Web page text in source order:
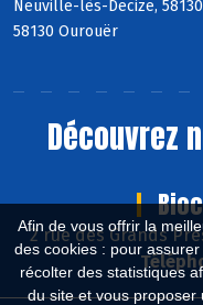
Afin de vous offrir la
des cookies : pour
récolter des statistiques
du site et vous proposer
Neuville-lès-Decize,
58130 Ourouër
Découvrez
2 rue des Grands